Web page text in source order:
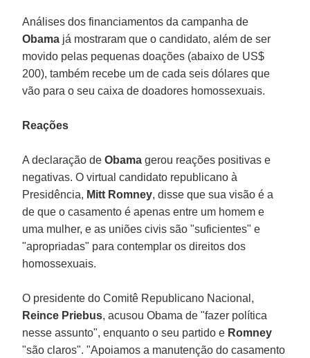
Análises dos financiamentos da campanha de
Obama já mostraram que o candidato, além de ser
movido pelas pequenas doações (abaixo de US$
200), também recebe um de cada seis dólares que
vão para o seu caixa de doadores homossexuais.
Reações
A declaração deObamagerou reações positivas e
negativas. O virtual candidato republicano à
Presidência, Mitt Romney, disse que sua visão é a
de que o casamento é apenas entre um homem e
uma mulher, e as uniões civis são "suficientes" e
"apropriadas" para contemplar os direitos dos
homossexuais.
O presidente do Comitê Republicano Nacional,
Reince Priebus, acusou Obama de "fazer política
nesse assunto", enquanto o seu partido e Romney
"são claros". "Apoiamos a manutenção do casamento